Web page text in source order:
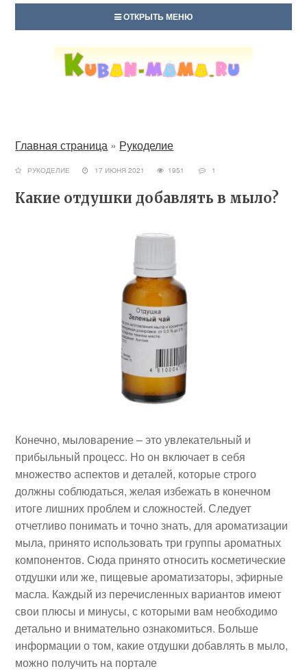
ОТКРЫТЬ МЕНЮ
Главная страница » Рукоделие
РУКОДЕЛИЕ 17 ИЮНЯ 2021 1951 1
Какие отдушки добавлять в мыло?
Конечно, мыловарение – это увлекательный и
прибыльный процесс. Но он включает в себя
множество аспектов и деталей, которые строго
должны соблюдаться, желая избежать в конечном
итоге лишних проблем и сложностей. Следует
отчетливо понимать и точно знать, для ароматизации
мыла, принято использовать три группы ароматных
компонентов. Сюда принято относить косметические
отдушки или же, пищевые ароматизаторы, эфирные
масла. Каждый из перечисленных вариантов имеют
свои плюсы и минусы, с которыми вам необходимо
детально и внимательно ознакомиться. Больше
информации о том, какие отдушки добавлять в мыло,
можно получить на портале